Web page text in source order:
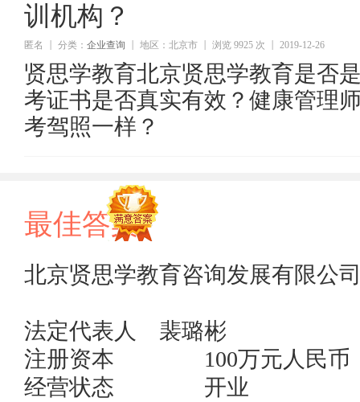
训机构？
匿名 分类： 企业查询 地区：北京市 浏览 9925 次 2019-12-26
贤思学教育北京贤思学教育是否
考证书是否真实有效？健康管理
考驾照一样？
最佳答案
北京贤思学教育咨询发展有限公
法定代表人	裴璐彬
注册资本	        100万元人民币
经营状态	        开业